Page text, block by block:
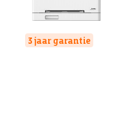
3 jaar garantie